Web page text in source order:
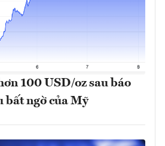
100 USD/oz sau báo
bất ngờ của Mỹ